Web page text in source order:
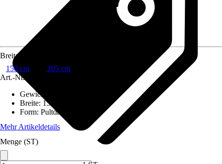
Breite
150 cm
205 cm
Art.-Nr.
Gewicht
Breite: 150 cm
Form: Pultdach
Mehr Artikeldetails
Menge (ST)